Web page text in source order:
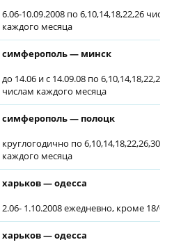
6.06-10.09.2008 по 6,10,14,18,22,26 числам
каждого месяца
симферополь — минск
до 14.06 и с 14.09.08 по 6,10,14,18,22,26,30
числам каждого месяца
симферополь — полоцк
круглогодично по 6,10,14,18,22,26,30
каждого месяца
харьков — одесса
2.06- 1.10.2008 ежедневно, кроме 18/07/
харьков — одесса